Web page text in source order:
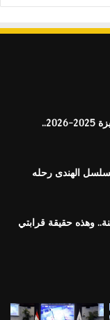
مصروفات المدارس التجريبية والرسمية المتميزة 2025-2026..
الهندى رحله
صالح: دخلت الفن وأنا عندي 37 سنة.. وهذه حقيقة قرابتي